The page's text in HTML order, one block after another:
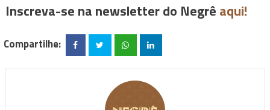
Inscreva-se na newsletter do Negrê aqui!
Compartilhe: